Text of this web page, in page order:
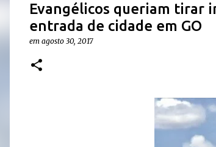
Evangélicos queriam tirar
entrada de cidade em GO
em agosto 30, 2017